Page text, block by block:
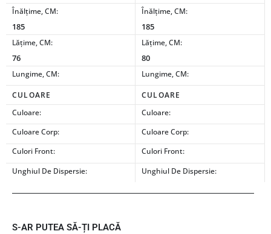
Înălțime, CM:
185
Înălțime, CM:
185
Lățime, CM:
76
Lățime, CM:
80
Lungime, CM: Lungime, CM:
CULOARE
CULOARE
Culoare:
Culoare:
Culoare Corp:
Culoare Corp:
Culori Front:
Culori Front:
Unghiul De Dispersie:
Unghiul De Dispersie:
S-AR PUTEA SĂ-ȚI PLACĂ